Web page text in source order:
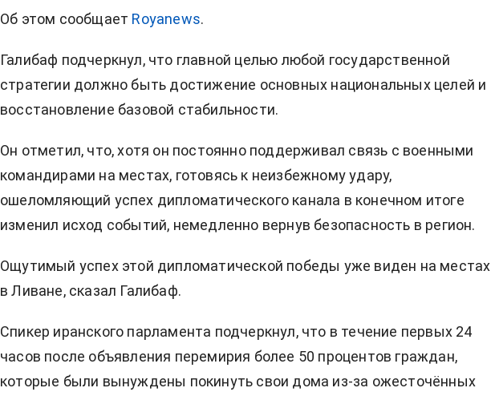
Об этом сообщает Royanews.
Галибаф подчеркнул, что главной целью любой государственной
стратегии должно быть достижение основных национальных целей и
восстановление базовой стабильности.
Он отметил, что, хотя он постоянно поддерживал связь с военными
командирами на местах, готовясь к неизбежному удару,
ошеломляющий успех дипломатического канала в конечном итоге
изменил исход событий, немедленно вернув безопасность в регион.
Ощутимый успех этой дипломатической победы уже виден на местах
в Ливане, сказал Галибаф.
Спикер иранского парламента подчеркнул, что в течение первых 24
часов после объявления перемирия более 50 процентов граждан,
которые были вынуждены покинуть свои дома из-за ожесточённых